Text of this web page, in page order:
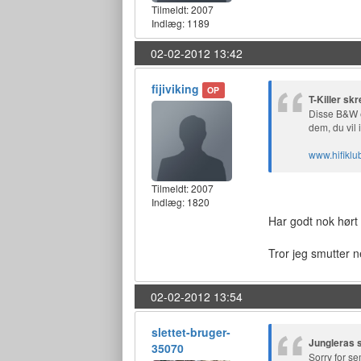
Tilmeldt:2007
Indlæg: 1189
02-02-2012 13:42
fijiviking OP
Tilmeldt:2007
Indlæg: 1820
T-Killer
Disse
dem, du vil
Har godt nok
Tror jeg smutter
02-02-2012 13:54
slettet-bruger-
35070
Jungleras
Sorry for